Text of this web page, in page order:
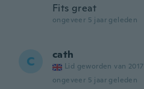
Fits great
ongeveer 5 jaar geleden
C cath
Lid geworden van 2017
ongeveer 5 jaar geleden